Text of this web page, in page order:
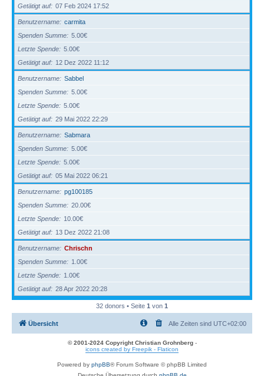
Getätigt auf
07 Feb 2024 17:52
Benutzername
carmita
Spenden Summe
5.00€
Letzte Spende
5.00€
Getätigt auf
12 Dez 2022 11:12
Benutzername
Sabbel
Spenden Summe
5.00€
Letzte Spende
5.00€
Getätigt auf
29 Mai 2022 22:29
Benutzername
Sabmara
Spenden Summe
5.00€
Letzte Spende
5.00€
Getätigt auf
05 Mai 2022 06:21
Benutzername
pg100185
Spenden Summe
20.00€
Letzte Spende
10.00€
Getätigt auf
13 Dez 2022 21:08
Benutzername
Chrischn
Spenden Summe
1.00€
Letzte Spende
1.00€
Getätigt auf
28 Apr 2022 20:28
32 donors • Seite 1 von 1
Übersicht Alle Zeiten sind UTC+02:00
© 2001-2024 Copyright Christian Grohnberg-
icons created by Freepik - Flaticon
Powered by phpBB® Forum Software © phpBB Limited